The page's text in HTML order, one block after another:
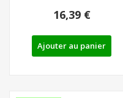
16,39 €
Ajouter au panier